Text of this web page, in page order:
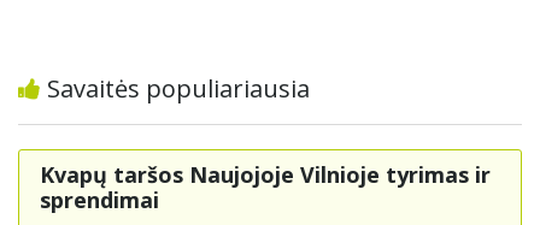
Savaitės populiariausia
Kvapų taršos Naujojoje Vilnioje tyrimas ir
sprendimai